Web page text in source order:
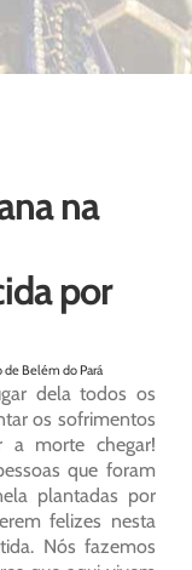
na
por
de Belém do Pará
dela todos os
os sofrimentos
a morte chegar!
que foram
plantadas por
felizes nesta
Nós fazemos